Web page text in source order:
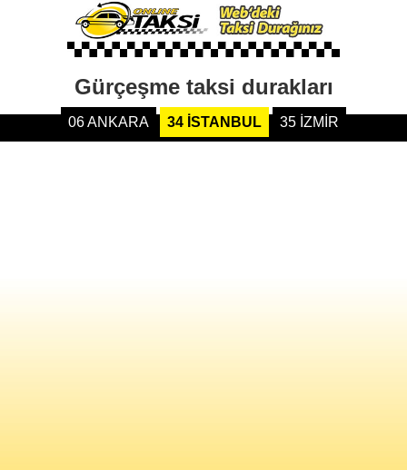
Gürçeşme taksi durakları
06 ANKARA 34 İSTANBUL 35 İZMİR